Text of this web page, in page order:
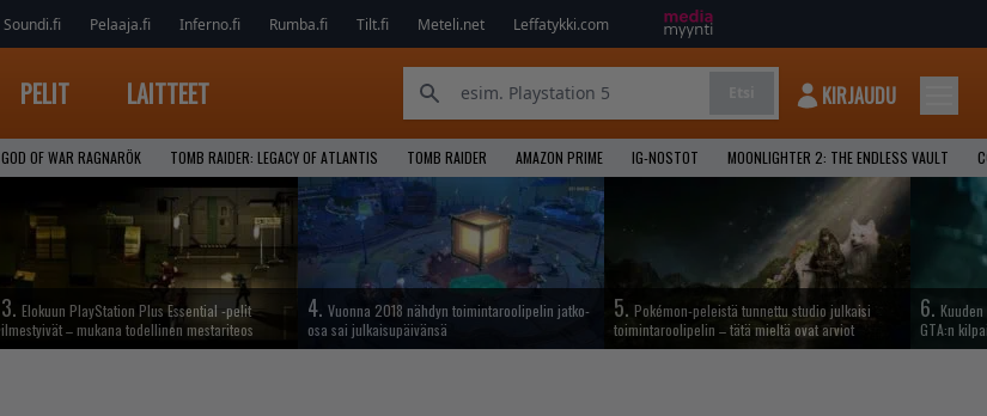
Soundi.fi Pelaaja.fi Inferno.fi Rumba.fi Tilt.fi Meteli.net Leffatykki.com
PELIT LAITTEET KIRJAUDU
GOD OF WAR RAGNARÖK TOMB RAIDER: LEGACY OF ATLANTIS TOMB RAIDER AMAZON PRIME IG-NOSTOT MOONLIGHTER 2: THE ENDLESS VAULT
3. Elokuun PlayStation Plus Essential -pelit
ilmestyivät – mukana todellinen mestariteos
4. Vuonna 2018 nähdyn toimintaroolipelin jatko-
osa sai julkaisupäivänsä
5. Pokémon-peleistä tunnettu studio julkaisi
toimintaroolipelin – tätä mieltä ovat arviot
6.
GTA:n